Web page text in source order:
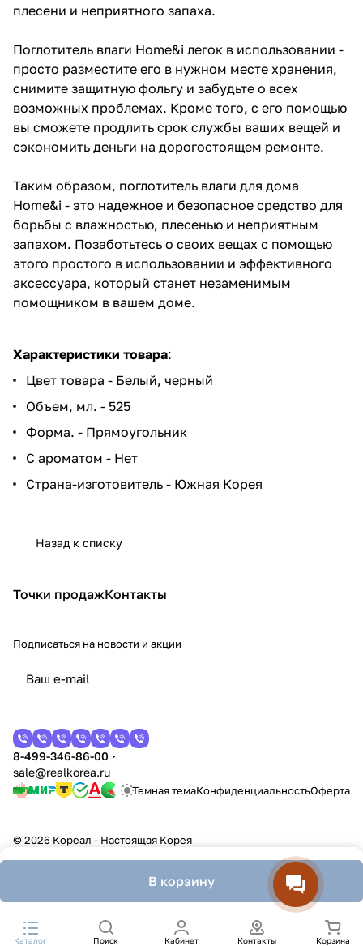
плесени и неприятного запаха.
Поглотитель влаги Home&i легок в использовании -
просто разместите его в нужном месте хранения,
снимите защитную фольгу и забудьте о всех
возможных проблемах. Кроме того, с его помощью
вы сможете продлить срок службы ваших вещей и
сэкономить деньги на дорогостоящем ремонте.
Таким образом, поглотитель влаги для дома
Home&i - это надежное и безопасное средство для
борьбы с влажностью, плесенью и неприятным
запахом. Позаботьтесь о своих вещах с помощью
этого простого в использовании и эффективного
аксессуара, который станет незаменимым
помощником в вашем доме.
Характеристики товара:
Цвет товара - Белый, черный
Объем, мл. - 525
Форма. - Прямоугольник
С ароматом - Нет
Страна-изготовитель - Южная Корея
Назад к списку
В корзину
Каталог Поиск Кабинет Контакты Корзина
Точки продажКонтакты
Подписаться на новости и акции
8-499-346-86-00
sale@realkorea.ru
Темная темаКонфиденциальностьОферта
© 2026 Кореал - Настоящая Корея